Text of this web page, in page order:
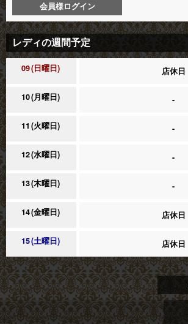
会員様ログイン
レディの週間予定
09 日曜日 店休日
10 月曜日 -
11 火曜日 -
12 水曜日 -
13 木曜日 -
14 金曜日 店休日
15 土曜日 店休日